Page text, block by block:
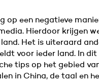
op een negatieve
Hierdoor krijgen
Het is uiteraard
voor ieder land. In dit
tips op het gebied
in China, de taal en